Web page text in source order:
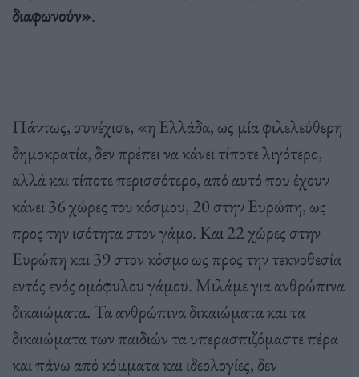
διαφωνούν».
Πάντως, συνέχισε, «η Ελλάδα, ως μία φιλελεύθερη
δημοκρατία, δεν πρέπει να κάνει τίποτε λιγότερο,
αλλά και τίποτε περισσότερο, από αυτό που έχουν
κάνει 36 χώρες του κόσμου, 20 στην Ευρώπη, ως
προς την ισότητα στον γάμο. Και 22 χώρες στην
Ευρώπη και 39 στον κόσμο ως προς την τεκνοθεσία
εντός ενός ομόφυλου γάμου. Μιλάμε για ανθρώπινα
δικαιώματα. Τα ανθρώπινα δικαιώματα και τα
δικαιώματα των παιδιών τα υπερασπιζόμαστε πέρα
και πάνω από κόμματα και ιδεολογίες, δεν